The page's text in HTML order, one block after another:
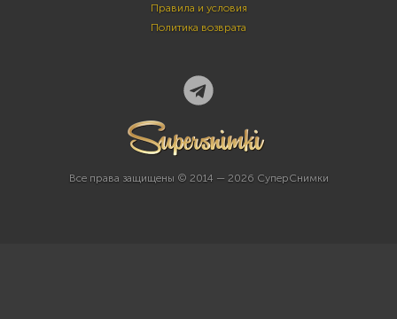
Правила и условия
Политика возврата
Все права защищены © 2014 — 2026 СуперСнимки